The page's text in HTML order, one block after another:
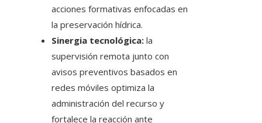
acciones formativas enfocadas en
la preservación hídrica.
Sinergia tecnológica: la
supervisión remota junto con
avisos preventivos basados en
redes móviles optimiza la
administración del recurso y
fortalece la reacción ante